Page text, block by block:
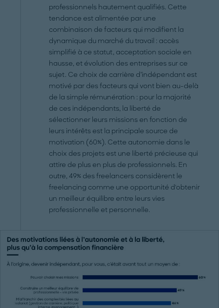
professionnels hautement qualifiés. Cette
tendance est alimentée par une
combinaison de facteurs qui modifient la
dynamique du marché du travail : accès
simplifié à ce statut, acceptation sociale en
hausse, et évolution des entreprises sur ce
sujet. Ce choix de carrière d’indépendant est
motivé par des facteurs qui vont bien au-delà
de la simple rémunération : pour la majorité
de ces indépendants, la liberté de
sélectionner leurs missions en fonction de
leurs intérêts est la principale source de
motivation (60%). Cette autonomie dans le
choix des projets est une liberté précieuse qui
attire de plus en plus de professionnels. En
outre, 49% des freelancers considèrent le
freelancing comme une opportunité d'obtenir
un meilleur équilibre entre leurs vies
professionnelle et personnelle.